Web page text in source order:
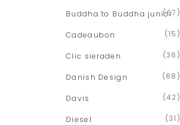
Buddha to Buddha junior(67)
Cadeaubon (15)
Clic sieraden (36)
Danish Design (68)
Davis (42)
Diesel (31)